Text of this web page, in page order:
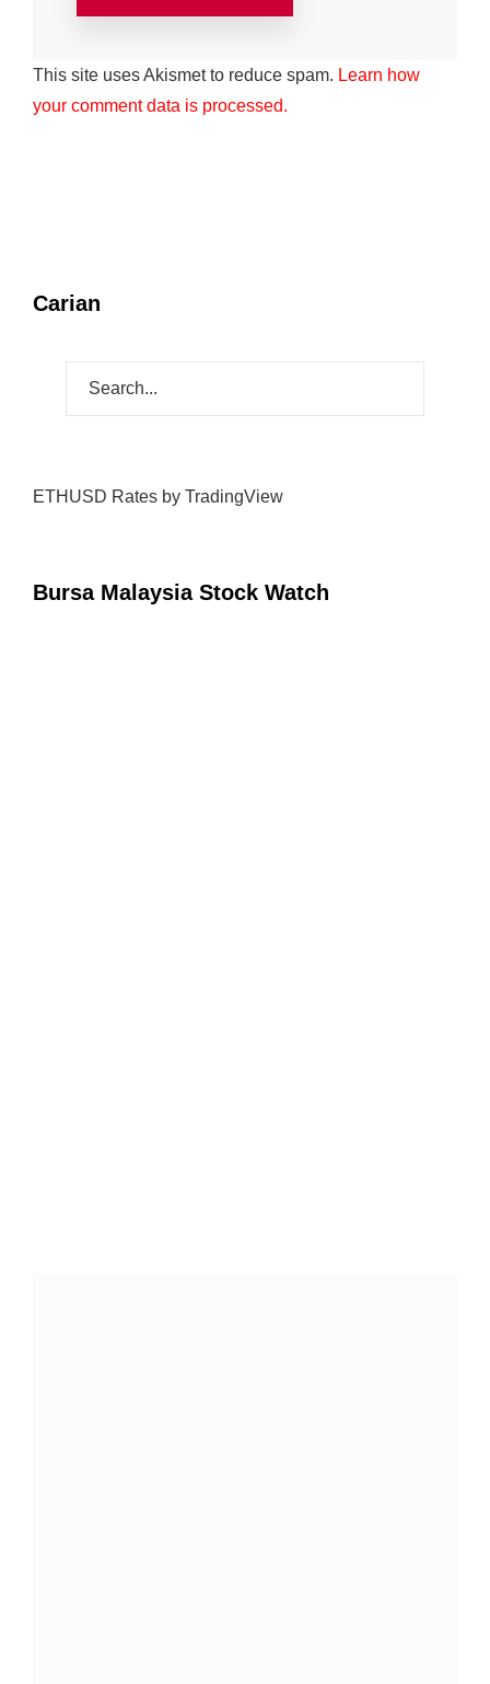
This site uses Akismet to reduce spam. Learn how
your comment data is processed.
Carian
ETHUSD Rates by TradingView
Bursa Malaysia Stock Watch